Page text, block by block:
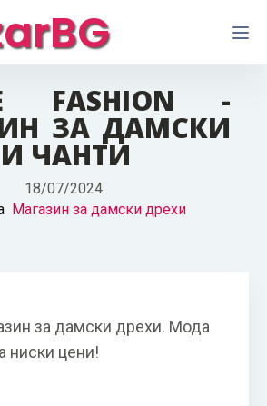
FASHION -
ЗА ДАМСКИ
ЧАНТИ
18/07/2024
Магазин за дамски дрехи
за дамски дрехи. Мода
ниски цени!